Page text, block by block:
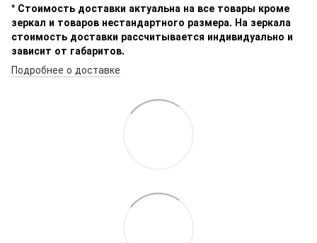
* Стоимость доставки актуальна на все товары кроме
зеркал и товаров нестандартного размера. На зеркала
стоимость доставки рассчитывается индивидуально и
зависит от габаритов.
Подробнее о доставке